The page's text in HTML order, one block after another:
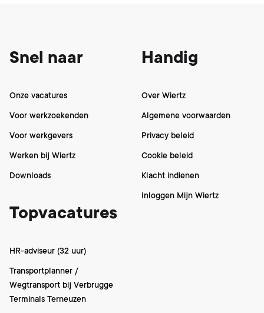
Snel naar
Onze vacatures
Voor werkzoekenden
Voor werkgevers
Werken bij Wiertz
Downloads
Topvacatures
HR-adviseur (32 uur)
Transportplanner /
Wegtransport bij Verbrugge
Terminals Terneuzen
Handig
Over Wiertz
Algemene voorwaarden
Privacy beleid
Cookie beleid
Klacht indienen
Inloggen Mijn Wiertz